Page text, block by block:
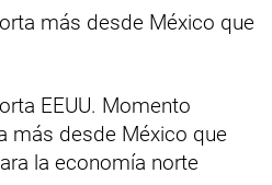
más desde México que
EEUU. Momento
más desde México que
la economía norte